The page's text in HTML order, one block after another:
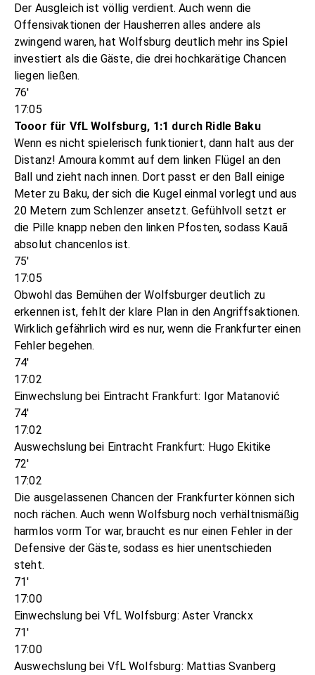
Der Ausgleich ist völlig verdient. Auch wenn die
Offensivaktionen der Hausherren alles andere als
zwingend waren, hat Wolfsburg deutlich mehr ins Spiel
investiert als die Gäste, die drei hochkarätige Chancen
liegen ließen.
76'
17:05
Tooor für VfL Wolfsburg, 1:1 durch Ridle Baku
Wenn es nicht spielerisch funktioniert, dann halt aus der
Distanz! Amoura kommt auf dem linken Flügel an den
Ball und zieht nach innen. Dort passt er den Ball einige
Meter zu Baku, der sich die Kugel einmal vorlegt und aus
20 Metern zum Schlenzer ansetzt. Gefühlvoll setzt er
die Pille knapp neben den linken Pfosten, sodass Kauã
absolut chancenlos ist.
75'
17:05
Obwohl das Bemühen der Wolfsburger deutlich zu
erkennen ist, fehlt der klare Plan in den Angriffsaktionen.
Wirklich gefährlich wird es nur, wenn die Frankfurter einen
Fehler begehen.
74'
17:02
Einwechslung bei Eintracht Frankfurt: Igor Matanović
74'
17:02
Auswechslung bei Eintracht Frankfurt: Hugo Ekitike
72'
17:02
Die ausgelassenen Chancen der Frankfurter können sich
noch rächen. Auch wenn Wolfsburg noch verhältnismäßig
harmlos vorm Tor war, braucht es nur einen Fehler in der
Defensive der Gäste, sodass es hier unentschieden
steht.
71'
17:00
Einwechslung bei VfL Wolfsburg: Aster Vranckx
71'
17:00
Auswechslung bei VfL Wolfsburg: Mattias Svanberg